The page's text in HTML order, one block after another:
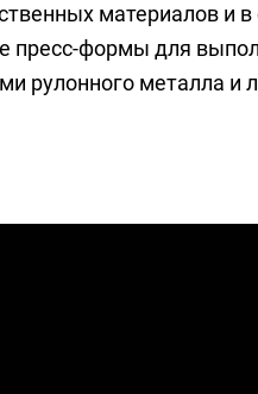
материалов и
пресс-формы для
рулонного металла